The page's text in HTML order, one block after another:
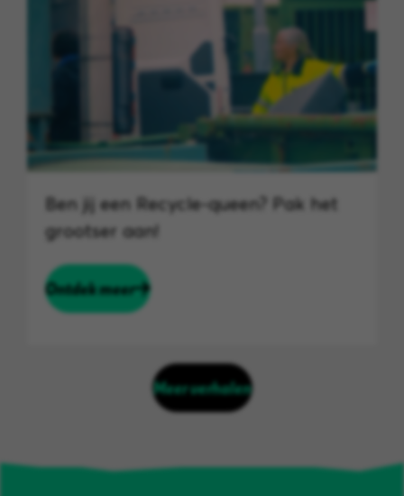
Ben jij een Recycle-queen? Pak het
grootser aan!
Ontdek meer
Meer verhalen